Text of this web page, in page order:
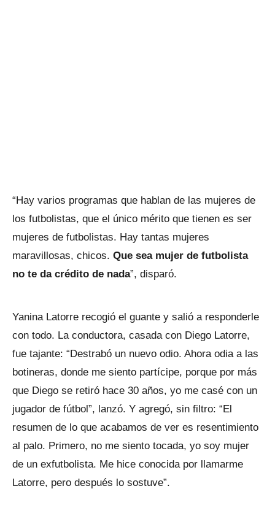
“Hay varios programas que hablan de las mujeres de
los futbolistas, que el único mérito que tienen es ser
mujeres de futbolistas. Hay tantas mujeres
maravillosas, chicos. Que sea mujer de futbolista
no te da crédito de nada”, disparó.
Yanina Latorre recogió el guante y salió a responderle
con todo. La conductora, casada con Diego Latorre,
fue tajante: “Destrabó un nuevo odio. Ahora odia a las
botineras, donde me siento partícipe, porque por más
que Diego se retiró hace 30 años, yo me casé con un
jugador de fútbol”, lanzó. Y agregó, sin filtro: “El
resumen de lo que acabamos de ver es resentimiento
al palo. Primero, no me siento tocada, yo soy mujer
de un exfutbolista. Me hice conocida por llamarme
Latorre, pero después lo sostuve”.